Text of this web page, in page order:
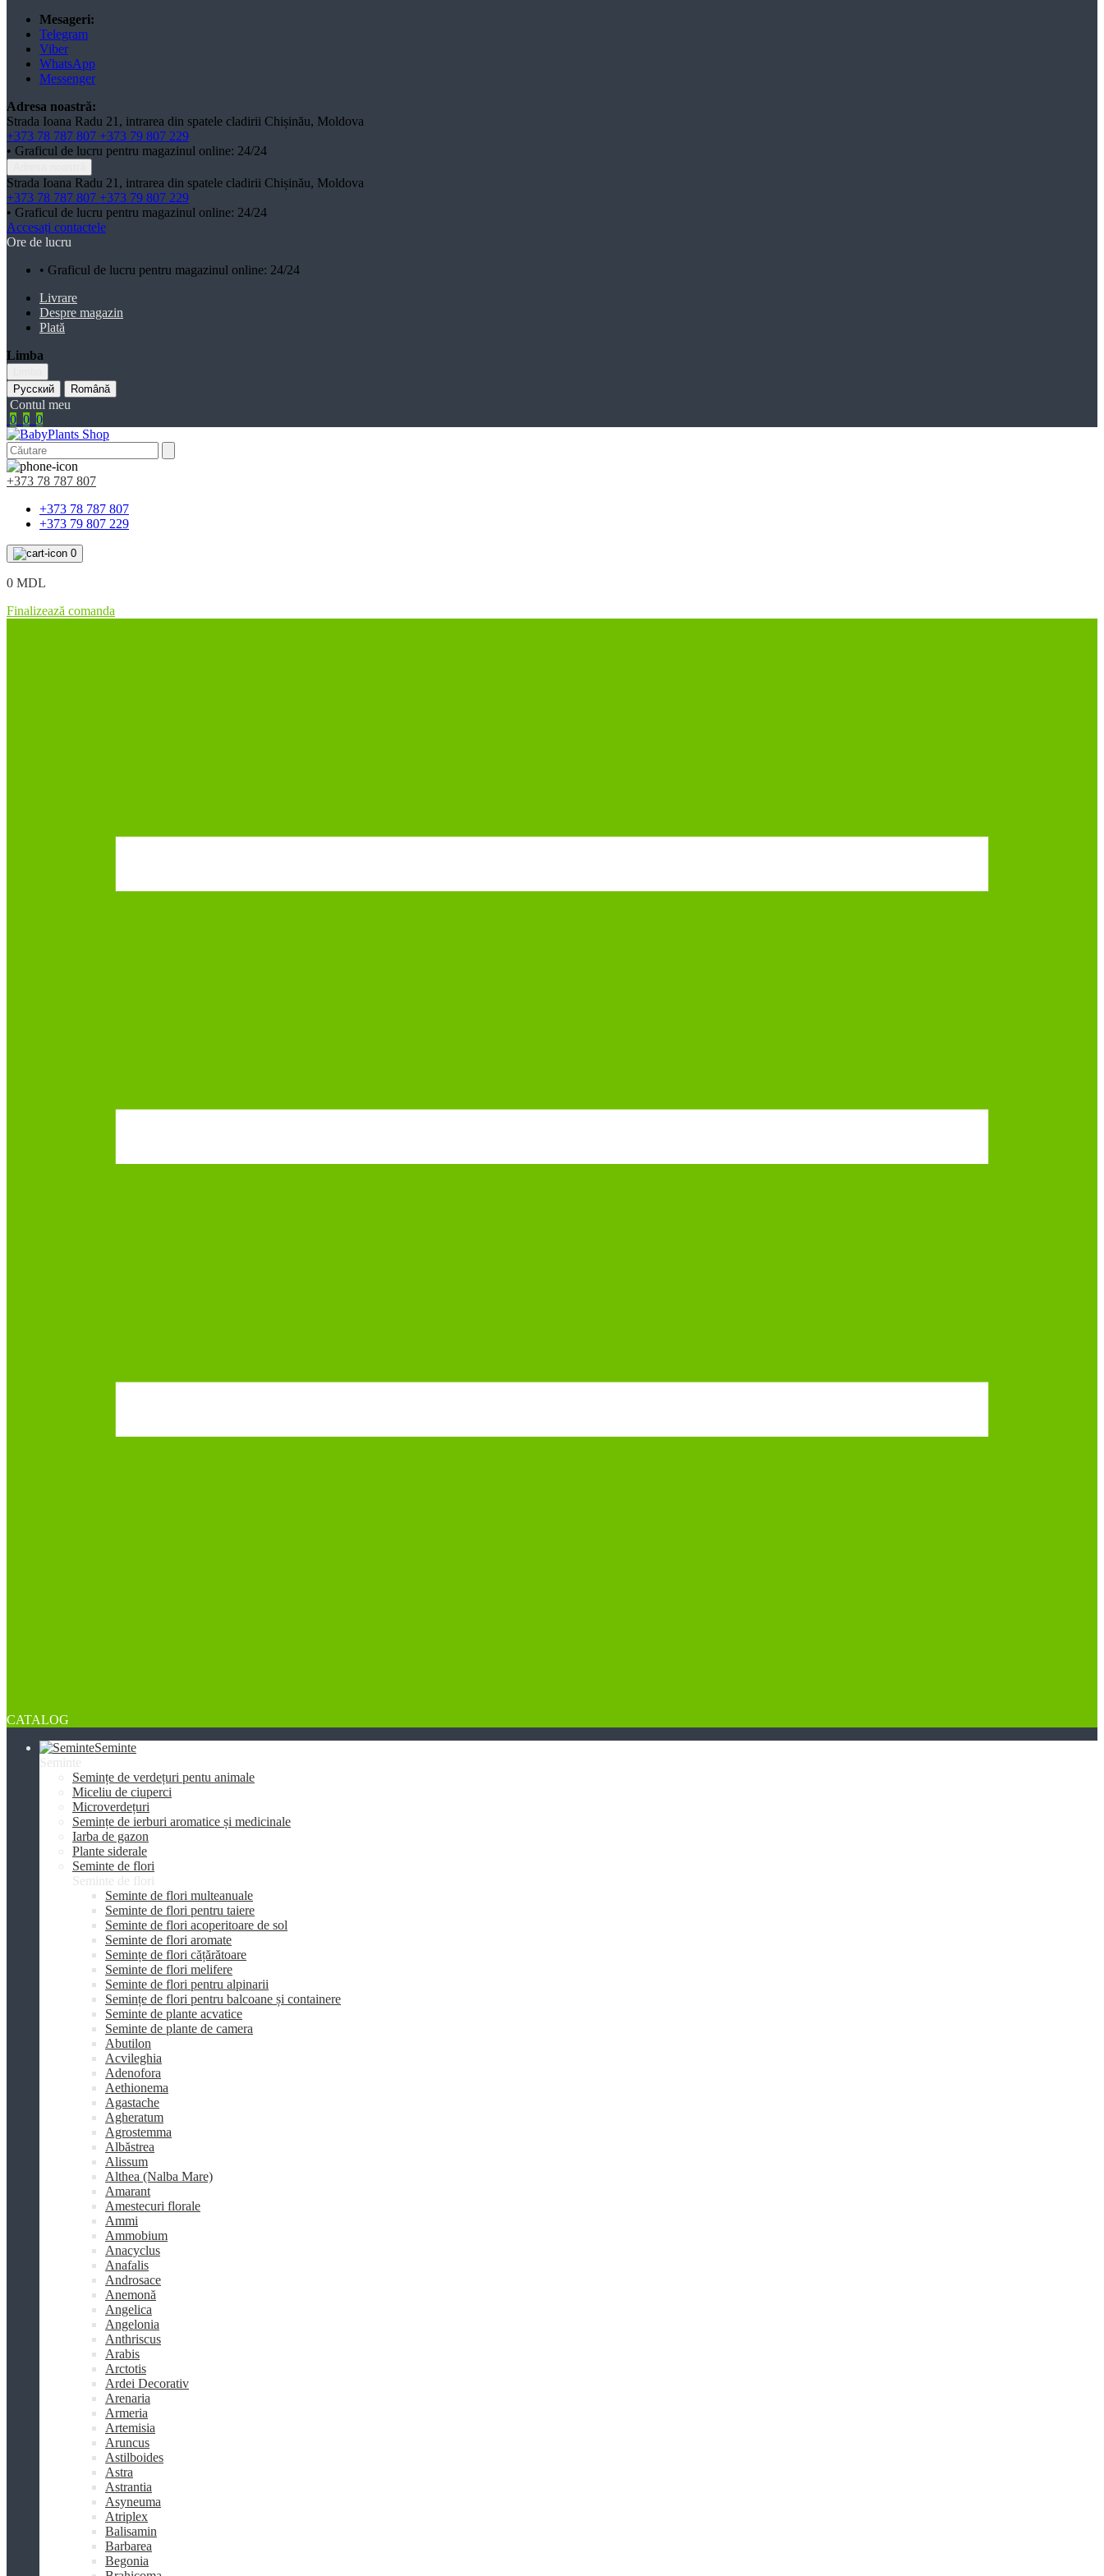
Mesageri:
Telegram
Viber
WhatsApp
Messenger
Adresa noastră:
Strada Ioana Radu 21, intrarea din spatele cladirii Chișinău, Moldova
+373 78 787 807 +373 79 807 229
• Graficul de lucru pentru magazinul online: 24/24
Strada Ioana Radu 21, intrarea din spatele cladirii Chișinău, Moldova
+373 78 787 807 +373 79 807 229
• Graficul de lucru pentru magazinul online: 24/24
Accesați contactele
Ore de lucru
• Graficul de lucru pentru magazinul online: 24/24
Livrare
Despre magazin
Plată
Limba
Русский
Română
Contul meu
0 0 0
+373 78 787 807
+373 78 787 807
+373 79 807 229
0
0 MDL
Finalizează comanda
CATALOG
Seminte
Seminte
Semințe de verdețuri pentu animale
Miceliu de ciuperci
Microverdețuri
Semințe de ierburi aromatice și medicinale
Iarba de gazon
Plante siderale
Seminte de flori
Seminte de flori
Seminte de flori multeanuale
Seminte de flori pentru taiere
Seminte de flori acoperitoare de sol
Seminte de flori aromate
Semințe de flori cățărătoare
Seminte de flori melifere
Seminte de flori pentru alpinarii
Semințe de flori pentru balcoane și containere
Seminte de plante acvatice
Seminte de plante de camera
Abutilon
Acvileghia
Adenofora
Aethionema
Agastache
Agheratum
Agrostemma
Albăstrea
Alissum
Althea (Nalba Mare)
Amarant
Amestecuri florale
Ammi
Ammobium
Anacyclus
Anafalis
Androsace
Anemonă
Angelica
Angelonia
Anthriscus
Arabis
Arctotis
Ardei Decorativ
Arenaria
Armeria
Artemisia
Aruncus
Astilboides
Astra
Astrantia
Asyneuma
Atriplex
Balisamin
Barbarea
Begonia